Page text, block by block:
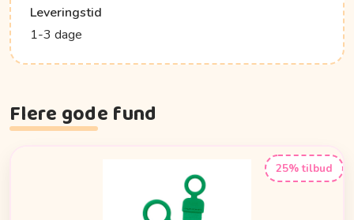
Leveringstid
1-3 dage
Flere gode fund
25% tilbud